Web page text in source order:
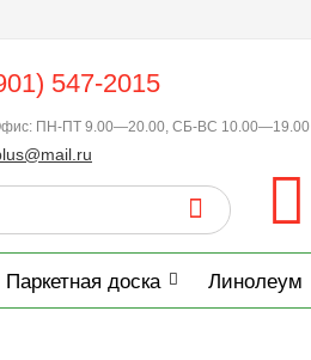
547-2015
ПН-ПТ 9.00—20.00, СБ-ВС 10.00—19.00
Паркетная доска Линолеум